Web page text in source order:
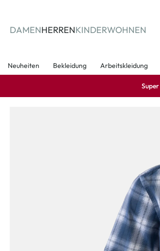
DAMENHERRENKINDERWOHNEN
Neuheiten Bekleidung Arbeitskleidung